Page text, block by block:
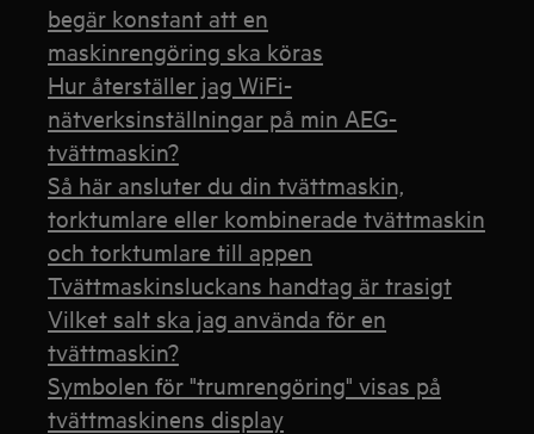
begär konstant att en
maskinrengöring ska köras
Hur återställer jag WiFi-
nätverksinställningar på min AEG-
tvättmaskin?
Så här ansluter du din tvättmaskin,
torktumlare eller kombinerade tvättmaskin
och torktumlare till appen
Tvättmaskinsluckans handtag är trasigt
Vilket salt ska jag använda för en
tvättmaskin?
Symbolen för "trumrengöring" visas på
tvättmaskinens display